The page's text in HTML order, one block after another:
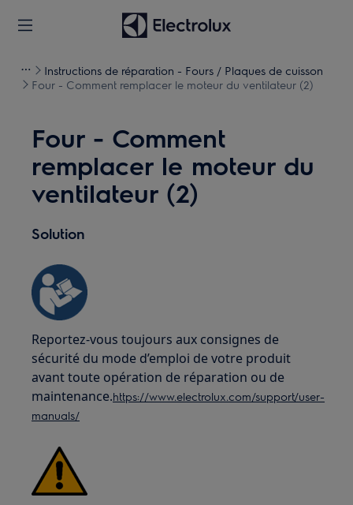
Instructions de réparation - Fours / Plaques de cuisson
Four - Comment remplacer le moteur du ventilateur (2)
Four - Comment
remplacer le moteur du
ventilateur (2)
Solution
Reportez-vous toujours aux consignes de
sécurité du mode d’emploi de votre produit
avant toute opération de réparation ou de
maintenance.https://www.electrolux.com/support/user-
manuals/